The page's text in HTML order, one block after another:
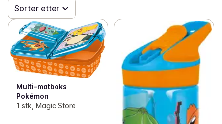
✓ Alle (275)
✓ Bleie-kampanje (36)
✓ GroGro-favoritter (9)
✓ Spar på Libero (5)
✓ Nestlé fruktgrøt – 4 for 3
Sorter etter
Multi-matboks
Pokémon
1 stk, Magic Store